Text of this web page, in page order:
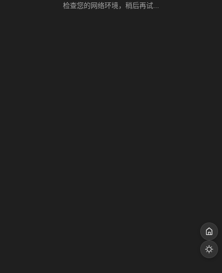
检查您的网络环境，稍后再试...